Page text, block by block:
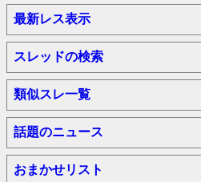
最新レス表示
スレッドの検索
類似スレ一覧
話題のニュース
おまかせリスト